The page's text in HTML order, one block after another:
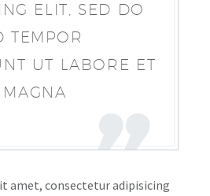
ELIT, SED DO
TEMPOR
UT LABORE ET
amet, consectetur adipisicing